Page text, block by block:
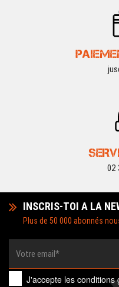
02
INSCRIS-TOI A LA
Plus de 50 000 abonnés
J'accepte lesconditions